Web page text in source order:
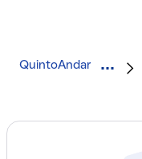
QuintoAndar